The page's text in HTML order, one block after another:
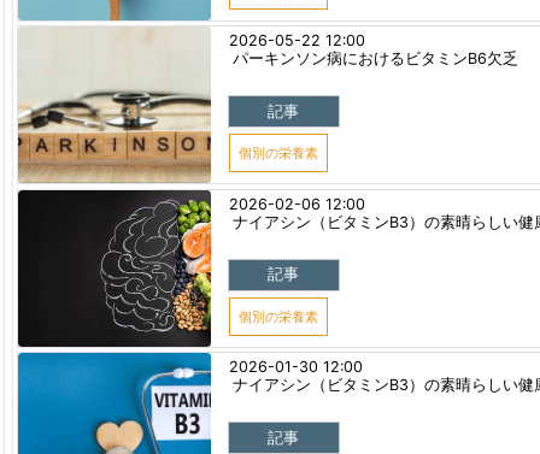
パーキンソン病におけるビタミンB6欠乏
個別の栄養素
記事
2026-05-22 12:00
ナイアシン（ビタミンB3）の素晴らしい健
個別の栄養素
記事
2026-02-06 12:00
ナイアシン（ビタミンB3）の素晴らしい健
記事
2026-01-30 12:00